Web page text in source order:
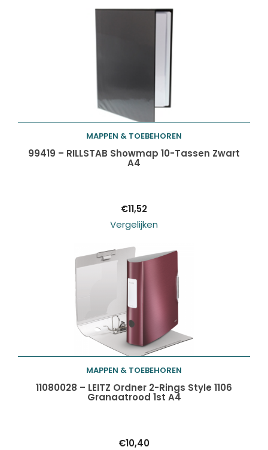
Toevoegen aan
MAPPEN & TOEBEHOREN
99419 – RILLSTAB Showmap 10-Tassen Zwart
A4
€11,52
Vergelijken
Toevoegen aan
MAPPEN & TOEBEHOREN
11080028 – LEITZ Ordner 2-Rings Style 1106
Granaatrood 1st A4
€10,40